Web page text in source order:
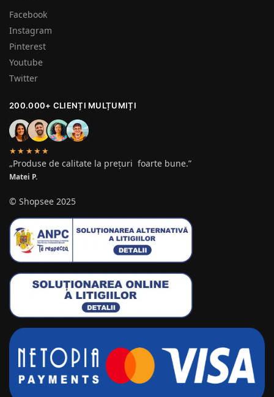
Facebook
Instagram
Pinterest
Youtube
Twitter
200.000+ CLIENȚI MULȚUMIȚI
★★★★★
„Produse de calitate la prețuri foarte bune.”
Matei P.
© Shopsee 2025